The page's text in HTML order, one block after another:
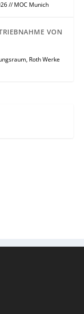
// MOC Munich
VON
Roth Werke